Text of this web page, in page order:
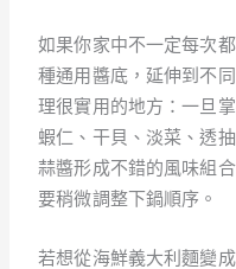
如果你家中不一定每次
種通用醬底，延伸到不
理很實用的地方：一旦
蝦仁、干貝、淡菜、透
蒜醬形成不錯的風味組
要稍微調整下鍋順序。
若想從海鮮義大利麵變